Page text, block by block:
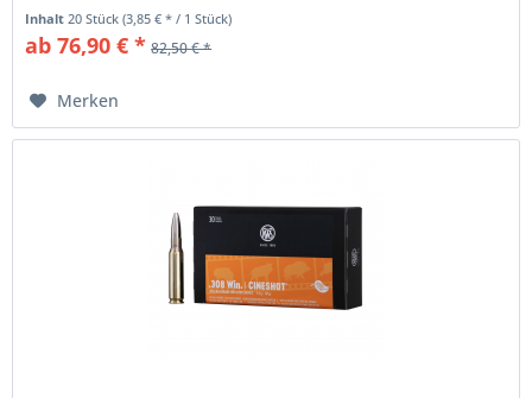
Inhalt20 Stück(3,85 € * / 1 Stück)
ab 76,90 € * 82,50 € *
Merken